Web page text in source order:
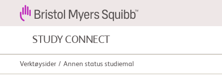
STUDY CONNECT
Blodkreft og blodsykdommer
Verktøysider Annen status studiemal